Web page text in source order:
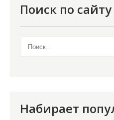
Поиск по сайту
Набирает